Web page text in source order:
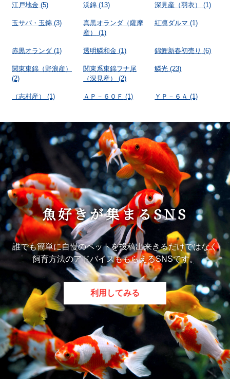
江戸地金 (5) 浜錦 (13) 深見産（羽衣） (1)
玉サバ・玉錦 (3)
真黒オランダ（薩摩
産）
(1)
紅凛ダルマ (1)
赤黒オランダ (1) 透明鱗和金 (1) 錦鯉新春初売り (6)
関東東錦（野浪産）
(2)
関東系東錦フナ尾
（深見産）
(2)
鱗光 (23)
（志村産） (1) ＡＰ－６０Ｆ (1) ＹＰ－６Ａ (1)
魚好きが集まるSNS
誰でも簡単に自慢のペットを投稿出来きるだけではなく
飼育方法のアドバイスももらえるSNSです。
利用してみる